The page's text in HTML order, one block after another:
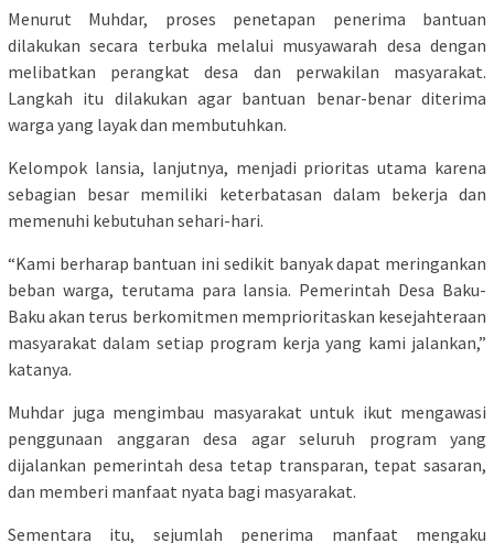
Menurut Muhdar, proses penetapan penerima bantuan
dilakukan secara terbuka melalui musyawarah desa dengan
melibatkan perangkat desa dan perwakilan masyarakat.
Langkah itu dilakukan agar bantuan benar-benar diterima
warga yang layak dan membutuhkan.
Kelompok lansia, lanjutnya, menjadi prioritas utama karena
sebagian besar memiliki keterbatasan dalam bekerja dan
memenuhi kebutuhan sehari-hari.
“Kami berharap bantuan ini sedikit banyak dapat meringankan
beban warga, terutama para lansia. Pemerintah Desa Baku-
Baku akan terus berkomitmen memprioritaskan kesejahteraan
masyarakat dalam setiap program kerja yang kami jalankan,”
katanya.
Muhdar juga mengimbau masyarakat untuk ikut mengawasi
penggunaan anggaran desa agar seluruh program yang
dijalankan pemerintah desa tetap transparan, tepat sasaran,
dan memberi manfaat nyata bagi masyarakat.
Sementara itu, sejumlah penerima manfaat mengaku